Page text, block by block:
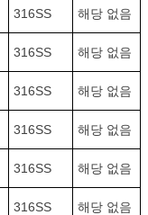
316SS 해당 없음
316SS 해당 없음
316SS 해당 없음
316SS 해당 없음
316SS 해당 없음
316SS 해당 없음